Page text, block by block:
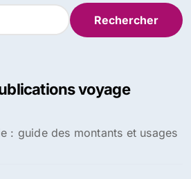
voyage
: guide des montants et usages